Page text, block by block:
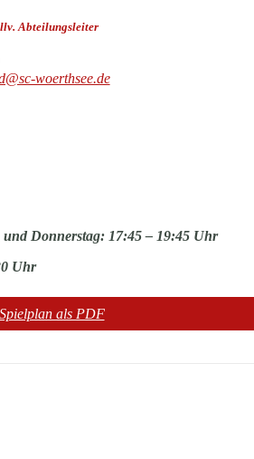
Abteilungsleiter
woerthsee.de
und Donnerstag: 17:45 – 19:45 Uhr
Uhr
Spielplan als PDF